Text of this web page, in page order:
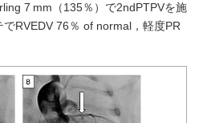
7 mm（135％）で2ndPTPVを施
RVEDV 76％ of normal，軽度PR